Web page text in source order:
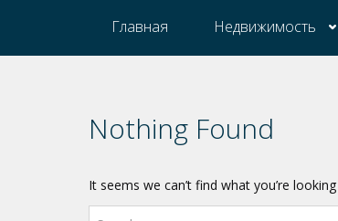
Главная Недвижимость
Nothing Found
It seems we can’t find what you’re